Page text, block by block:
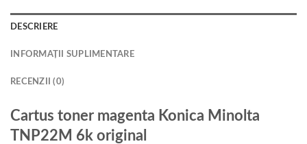
DESCRIERE
INFORMAȚII SUPLIMENTARE
RECENZII (0)
Cartus toner magenta Konica Minolta
TNP22M 6k original